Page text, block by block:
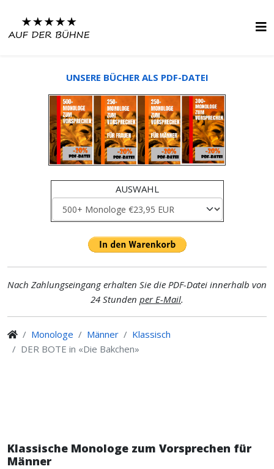
UNSERE BÜCHER ALS PDF-DATEI
AUSWAHL
Nach Zahlungseingang erhalten Sie die PDF-Datei innerhalb von
24 Stunden per E-Mail.
Monologe Männer
Klassisch
DER BOTE in «Die Bakchen»
Klassische Monologe zum Vorsprechen für
Männer